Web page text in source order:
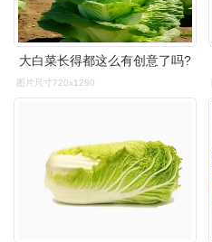
大白菜长得都这么有创意了吗?
图片尺寸720x1280